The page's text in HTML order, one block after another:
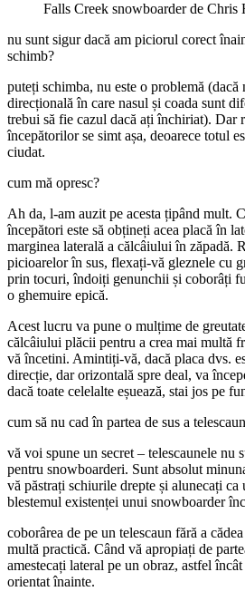
Falls Creek snowboarder de Chris
nu sunt sigur dacă am piciorul corect
schimb?
puteți schimba, nu este o problemă (dacă
direcțională în care nasul și coada sunt
trebui să fie cazul dacă ați închiriat). Dar
începătorilor se simt așa, deoarece totul
ciudat.
cum mă opresc?
Ah da, l-am auzit pe acesta țipând mult.
începători este să obțineți acea placă în
marginea laterală a călcâiului în zăpadă.
picioarelor în sus, flexați-vă gleznele cu
prin tocuri, îndoiți genunchii și coborâți
o ghemuire epică.
Acest lucru va pune o mulțime de
călcâiului plăcii pentru a crea mai multă
vă încetini. Amintiți-vă, dacă placa dvs.
direcție, dar orizontală spre deal, va
dacă toate celelalte eșuează, stai jos pe
cum să nu cad în partea de sus a
vă voi spune un secret – telescaunele nu
pentru snowboarderi. Sunt absolut
vă păstrați schiurile drepte și alunecați ca
blestemul existenței unui snowboarder
coborârea de pe un telescaun fără a
multă practică. Când vă apropiați de
amestecați lateral pe un obraz, astfel
orientat înainte.